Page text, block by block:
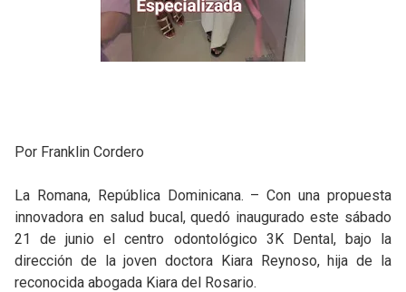
Por Franklin Cordero
La Romana, República Dominicana. – Con una propuesta
innovadora en salud bucal, quedó inaugurado este sábado
21 de junio el centro odontológico 3K Dental, bajo la
dirección de la joven doctora Kiara Reynoso, hija de la
reconocida abogada Kiara del Rosario.